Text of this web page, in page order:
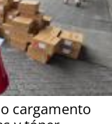
cargamento